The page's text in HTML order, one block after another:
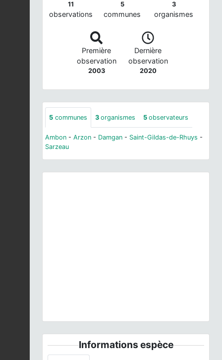
11
observations
5
communes
3
organismes
Première
observation
2003
Dernière
observation
2020
5 communes 3 organismes 5 observateurs
Ambon - Arzon - Damgan - Saint-Gildas-de-Rhuys -
Sarzeau
Informations espèce